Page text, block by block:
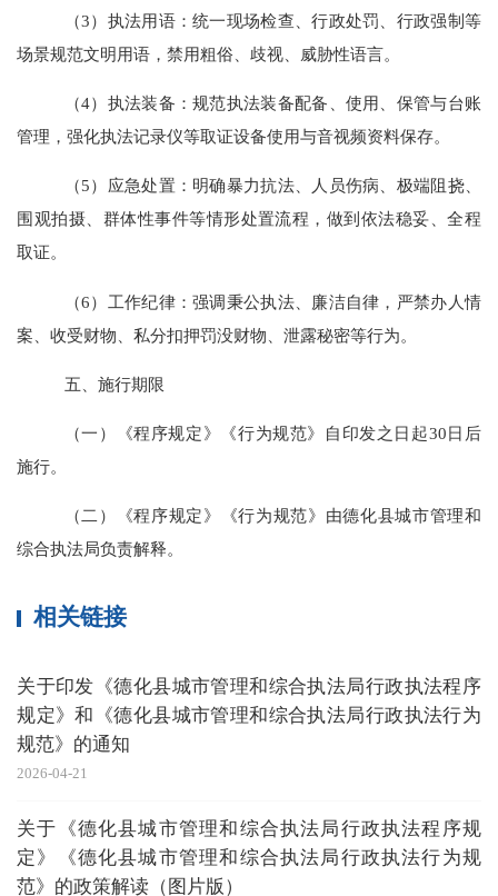
（3） 执法用语：统一现场检查、行政处罚、行政强制等
场景规范文明用语，禁用粗俗、歧视、威胁性语言。
（4） 执法装备：规范执法装备配备、使用、保管与台账
管理，强化执法记录仪等取证设备使用与音视频资料保存。
（5） 应急处置：明确暴力抗法、人员伤病、极端阻挠、
围观拍摄、群体性事件等情形处置流程，做到依法稳妥、全程
取证。
（6） 工作纪律：强调秉公执法、廉洁自律，严禁办人情
案、收受财物、私分扣押罚没财物、泄露秘密等行为。
五、施行期限
（一）《程序规定》《行为规范》自 印发之日起30日后
施行。
（二）《程序规定》《行为规范》由德化县城市管理和
综合执法局负责解释。
相关链接
关于印发《德化县城市管理和综合执法局行政执法程序
规定》和《德化县城市管理和综合执法局行政执法行为
规范》的通知
2026-04-21
关于《德化县城市管理和综合执法局行政执法程序规
定》《德化县城市管理和综合执法局行政执法行为规
范》的政策解读（图片版）